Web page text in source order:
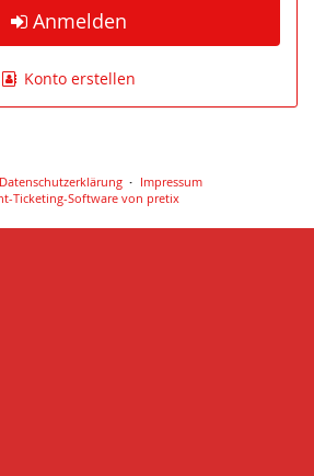
Anmelden
Konto erstellen
Datenschutzerklärung
Impressum
Ticketing-Software von pretix